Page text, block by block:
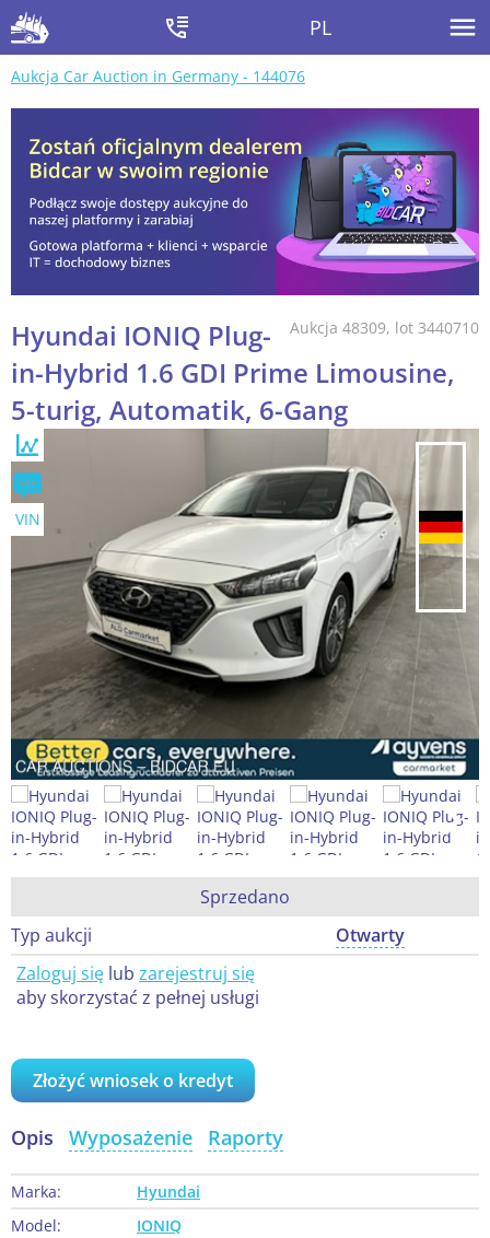
PL
Aukcja Car Auction in Germany - 144076
Aukcja 48309, lot 3440710
Hyundai IONIQ Plug-
in-Hybrid 1.6 GDI Prime Limousine,
5-turig, Automatik, 6-Gang
VIN
Sprzedano
Typ aukcji
Otwarty
Zaloguj się lub zarejestruj się
aby skorzystać z pełnej usługi
Złożyć wniosek o kredyt
Opis Wyposażenie Raporty
Marka:
Hyundai
Model:
IONIQ